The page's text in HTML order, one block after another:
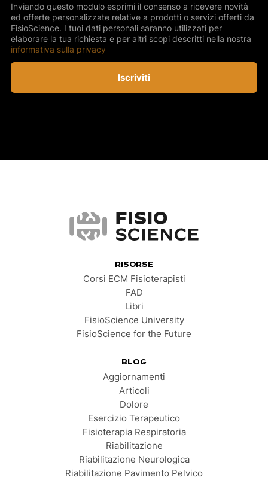
Inviando questo modulo esprimi il consenso a ricevere novità
ed offerte personalizzate relative a prodotti o servizi offerti da
FisioScience. I tuoi dati personali saranno utilizzati per
elaborare la tua richiesta e per altri scopi descritti nella nostra
informativa sulla privacy
Iscriviti
FisioScience
RISORSE
Corsi ECM Fisioterapisti
FAD
Libri
FisioScience University
FisioScience for the Future
BLOG
Aggiornamenti
Articoli
Dolore
Esercizio Terapeutico
Fisioterapia Respiratoria
Riabilitazione
Riabilitazione Neurologica
Riabilitazione Pavimento Pelvico